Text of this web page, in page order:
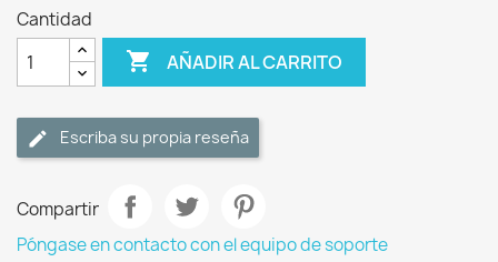
Cantidad
 AÑADIR AL CARRITO
Escriba su propia reseña
Compartir
Póngase en contacto con el equipo de soporte